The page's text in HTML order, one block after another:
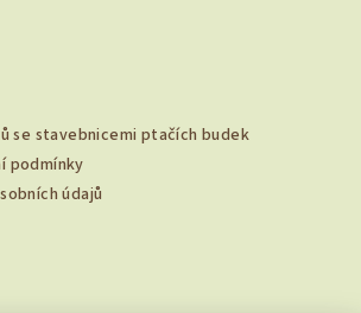
se stavebnicemi ptačích budek
podmínky
údajů